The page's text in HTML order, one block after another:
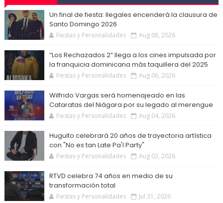
Un final de fiesta: Ilegales encenderá la clausura de
Santo Domingo 2026
Fiestas y Personalidades Aug 08, 2026
“Los Rechazados 2” llega a los cines impulsada por
la franquicia dominicana más taquillera del 2025
Fiestas y Personalidades Aug 06, 2026
Wilfrido Vargas será homenajeado en las
Cataratas del Niágara por su legado al merengue
Fiestas y Personalidades Aug 04, 2026
Huguito celebrará 20 años de trayectoria artística
con "No es tan Late Pa'l Party"
Fiestas y Personalidades Aug 02, 2026
RTVD celebra 74 años en medio de su
transformación total
Fiestas y Personalidades Jul 31, 2026